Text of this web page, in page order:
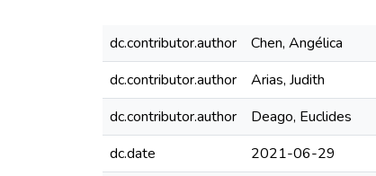
dc.contributor.author
Chen, Angélica
dc.contributor.author
Arias, Judith
dc.contributor.author
Deago, Euclides
dc.date
2021-06-29